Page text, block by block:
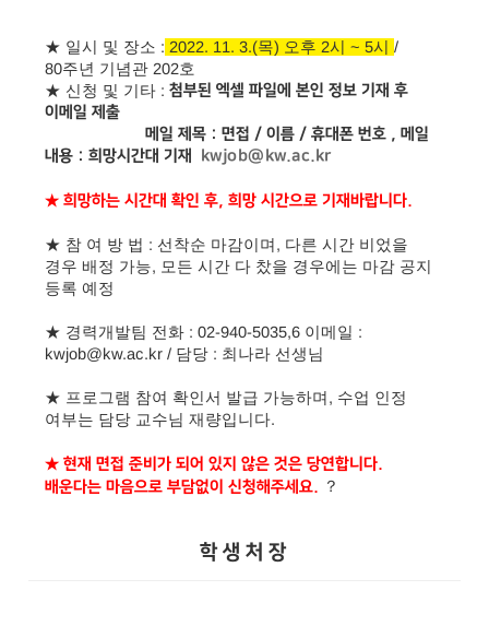
★ 일시 및 장소 : 2022. 11. 3.(목) 오후 2시 ~ 5시/
80주년 기념관 202호
★ 신청 및 기타 :첨부된 엑셀 파일에 본인 정보 기재 후
이메일 제출
메일 제목 : 면접 / 이름 / 휴대폰 번호 , 메일
내용 : 희망시간대 기재
kwjob@kw.ac.kr
★ 희망하는 시간대 확인 후, 희망 시간으로 기재바랍니다.
★ 참 여 방 법 : 선착순 마감이며, 다른 시간 비었을
경우 배정 가능, 모든 시간 다 찼을 경우에는 마감 공지
등록 예정
★ 경력개발팀 전화 : 02-940-5035,6 이메일 :
kwjob@kw.ac.kr / 담당 : 최나라 선생님
★ 프로그램 참여 확인서 발급 가능하며, 수업 인정
여부는 담당 교수님 재량입니다.
★ 현재 면접 준비가 되어 있지 않은 것은 당연합니다.
배운다는 마음으로 부담없이 신청해주세요. ？
학 생 처 장